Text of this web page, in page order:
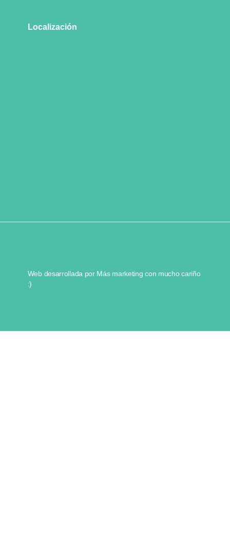
Localización
Web desarrollada por Más marketing con mucho cariño
:)